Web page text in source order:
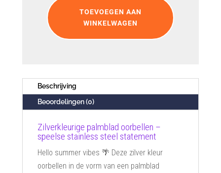
palmblad
oorbellen
aantal
TOEVOEGEN AAN
WINKELWAGEN
Beschrijving
Beoordelingen (0)
Zilverkleurige palmblad oorbellen –
speelse stainless steel statement
Hello summer vibes 🌴 Deze zilver kleur
oorbellen in de vorm van een palmblad